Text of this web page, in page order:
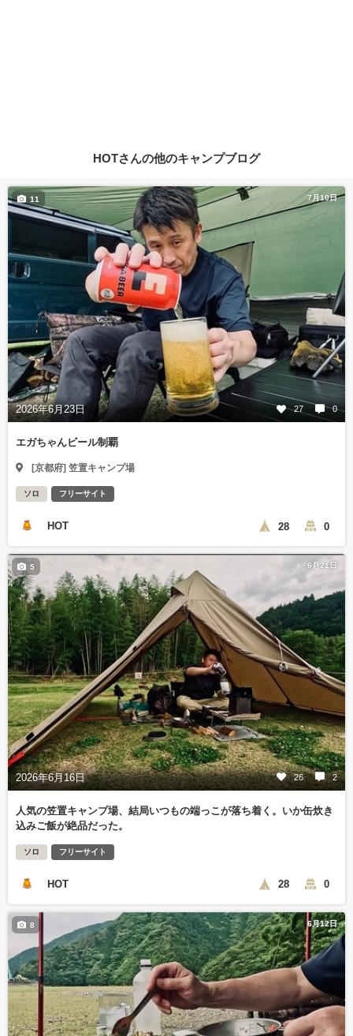
HOTさんの他のキャンプブログ
7月10日
2026年6月23日 27 0
11
エガちゃんビール制覇
[京都府] 笠置キャンプ場
ソロ フリーサイト
HOT 28 0
6月21日
2026年6月16日 26 2
5
人気の笠置キャンプ場、結局いつもの端っこが落ち着く。いか缶炊き
込みご飯が絶品だった。
ソロ フリーサイト
HOT 28 0
6月12日
8